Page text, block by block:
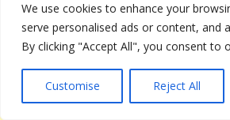
We use cookies to enhance your
serve personalised ads or content, and
By clicking "Accept All", you consent to
Customise Reject All
дело у меня к вам с Андрюхой, —
поздоровалась она.
— Здорово, тетя Варвара,
ты нагрянула, да, — проговорил